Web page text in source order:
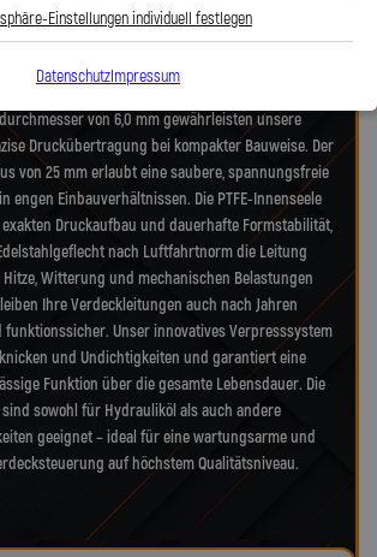
Sie verbinden Technik nach Luftfahrtnorm,
und deutsche Präzisionsarbeit – für
Dichtheit und Langlebigkeit. Mit einem
von 6,0 mm gewährleisten unsere
Druckübertragung bei kompakter Bauweise. Der
von 25 mm erlaubt eine saubere, spannungsfreie
engen Einbauverhältnissen. Die PTFE-Innenseele
Druckaufbau und dauerhafte Formstabilität,
nach Luftfahrtnorm die Leitung
Witterung und mechanischen Belastungen
Ihre Verdeckleitungen auch nach Jahren
Unser innovatives Verpresssystem
und Undichtigkeiten und garantiert eine
Funktion über die gesamte Lebensdauer. Die
sowohl für Hydrauliköl als auch andere
geeignet – ideal für eine wartungsarme und
auf höchstem Qualitätsniveau.
Einstellungen individuell festlegen
DatenschutzImpressum